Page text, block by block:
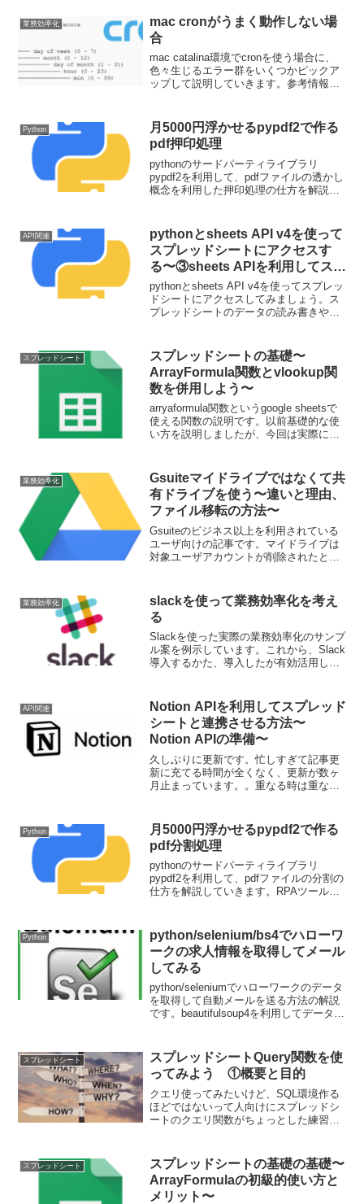
業務効率化
mac cronがうまく動作しない場
合
mac catalina環境でcronを使う場合に、
色々生じるエラー群をいくつかピックア
ップして説明していきます。参考情報も
Python
月5000円浮かせるpypdf2で作る
pdf押印処理
pythonのサードパーティライブラリ
pypdf2を利用して、pdfファイルの透かし
概念を利用した押印処理の仕方を解説し
実装できるケースとして紹介させていた
だきます。
API関連
pythonとsheets API v4を使って
スプレッドシートにアクセスす
る〜③sheets APIを利用してスプ
レッドシートのデータを取得す
る〜
pythonとsheets API v4を使ってスプレッ
ドシートにアクセスしてみましょう。ス
プレッドシートのデータの読み書きや、
取得したデータをスプレッドシートにア
ップできるようになります。今回はデー
タの読み取り（取得）方法の解説です。
スプレッドシート
スプレッドシートの基礎〜
ArrayFormula関数とvlookup関
数を併用しよう〜
arryaformula関数というgoogle sheetsで
使える関数の説明です。以前基礎的な使
い方を説明しましたが、今回は実際に利
データ自体も軽くて済むarryaformula関数
は便利ですよ。
業務効率化
Gsuiteマイドライブではなくて共
有ドライブを使う〜違いと理由、
ファイル移転の方法〜
Gsuiteのビジネス以上を利用されている
ユーザ向けの記事です。マイドライブは
対象ユーザアカウントが削除されたとき
ます。その対策として共有ドライブを利
用していきましょう。
業務効率化
slackを使って業務効率化を考え
る
Slackを使った実際の業務効率化のサンプ
ル案を例示しています。これから、Slack
導入するかた、導入したが有効活用しき
API関連
Notion APIを利用してスプレッド
シートと連携させる方法〜
Notion APIの準備〜
久しぶりに更新です。忙しすぎて記事更
新に充てる時間が全くなく、更新が数ヶ
月止まっています。。重なる時は重なる
GASを利用してスプレッドシートに書き
出したり、スプ...
Python
月5000円浮かせるpypdf2で作る
pdf分割処理
pythonのサードパーティライブラリ
pypdf2を利用して、pdfファイルの分割の
仕方を解説していきます。RPAツールで
介させていただきます。
Python
python/selenium/bs4でハローワ
ークの求人情報を取得してメール
してみる
python/seleniumでハローワークのデータ
を取得して自動メールを送る方法の解説
です。beautifulsoup4を利用してデータ解
スプレッドシート
スプレッドシートQuery関数を使
ってみよう ①概要と目的
クエリ使ってみたいけど、SQL環境作る
ほどではないって人向けにスプレッドシ
ートのクエリ関数がちょっとした練習や
すが、よく実務で起きる事象への対応も
紹介していきます。1回目の今回は概要と
目的です。
スプレッドシート
スプレッドシートの基礎の基礎〜
ArrayFormulaの初級的使い方と
メリット〜